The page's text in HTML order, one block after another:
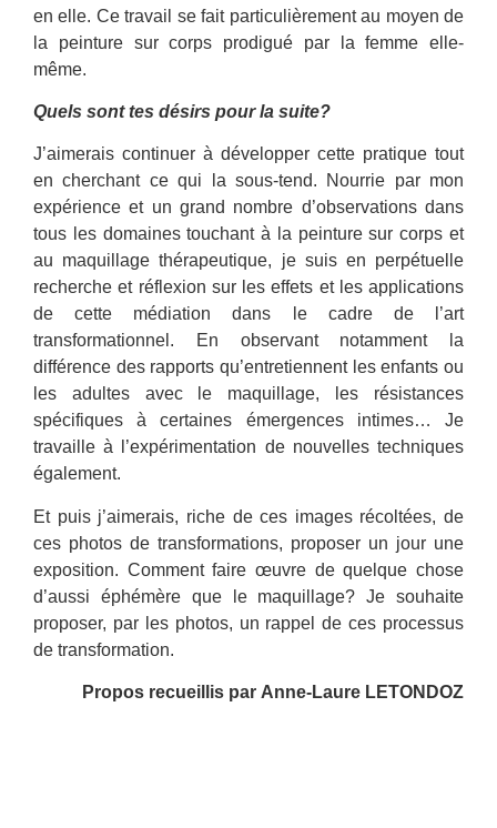
en elle. Ce travail se fait particulièrement au moyen de
la peinture sur corps prodigué par la femme elle-
même.
Quels sont tes désirs pour la suite?
J’aimerais continuer à développer cette pratique tout
en cherchant ce qui la sous-tend. Nourrie par mon
expérience et un grand nombre d’observations dans
tous les domaines touchant à la peinture sur corps et
au maquillage thérapeutique, je suis en perpétuelle
recherche et réflexion sur les effets et les applications
de cette médiation dans le cadre de l’art
transformationnel. En observant notamment la
différence des rapports qu’entretiennent les enfants ou
les adultes avec le maquillage, les résistances
spécifiques à certaines émergences intimes… Je
travaille à l’expérimentation de nouvelles techniques
également.
Et puis j’aimerais, riche de ces images récoltées, de
ces photos de transformations, proposer un jour une
exposition. Comment faire œuvre de quelque chose
d’aussi éphémère que le maquillage? Je souhaite
proposer, par les photos, un rappel de ces processus
de transformation.
Propos recueillis par Anne-Laure LETONDOZ